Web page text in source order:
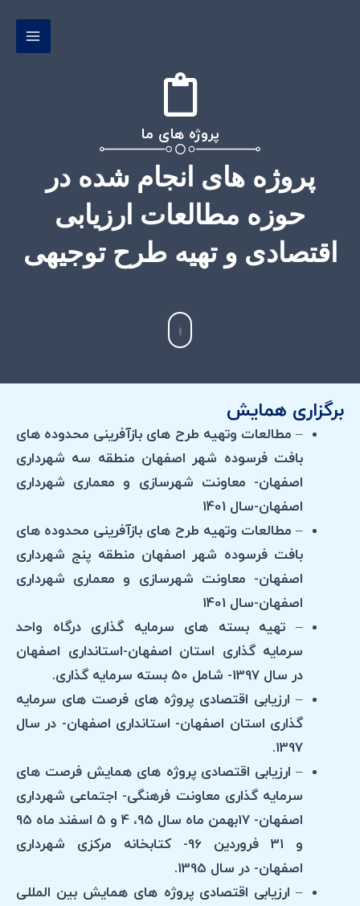
پروژه های ما
پروژه های انجام شده در
حوزه مطالعات ارزیابی
اقتصادی و تهیه طرح توجیهی
برگزاری همایش
– مطالعات وتهیه طرح های بازآفرینی محدوده های
بافت فرسوده شهر اصفهان منطقه سه شهرداری
اصفهان- معاونت شهرسازی و معماری شهرداری
اصفهان-سال 1401
– مطالعات وتهیه طرح های بازآفرینی محدوده های
بافت فرسوده شهر اصفهان منطقه پنج شهرداری
اصفهان- معاونت شهرسازی و معماری شهرداری
اصفهان-سال 1401
– تهیه بسته های سرمایه گذاری درگاه واحد
سرمایه گذاری استان اصفهان-استانداری اصفهان
در سال 1397- شامل 50 بسته سرمایه گذاری.
– ارزیابی اقتصادی پروژه های فرصت های سرمایه
گذاری استان اصفهان- استانداری اصفهان- در سال
1397.
– ارزیابی اقتصادی پروژه های همایش فرصت های
سرمایه گذاری معاونت فرهنگی- اجتماعی شهرداری
اصفهان- 17بهمن ماه سال 95، 4 و 5 اسفند ماه 95
و 31 فروردین 96- کتابخانه مرکزی شهرداری
اصفهان- در سال 1395.
– ارزیابی اقتصادی پروژه های همایش بین المللی